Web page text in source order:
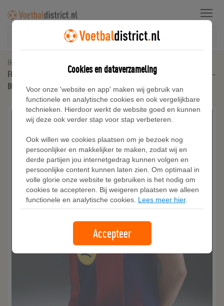
Menu
Home
FC Barcelona 2025/26 Stadium Thuis Nike Dri-FIT replicavoetbalshirt voor dames -
Blauw
Cookies en dataverzameling
Voor onze 'website en app' maken wij gebruik van
functionele en analytische cookies en ook vergelijkbare
technieken. Hierdoor werkt de website goed en kunnen
wij deze ook verder stap voor stap verbeteren.
Ook willen we cookies plaatsen om je bezoek nog
persoonlijker en makkelijker te maken, zodat wij en
derde partijen jou internetgedrag kunnen volgen en
persoonlijke content kunnen laten zien. Om optimaal in
volle glorie onze website te gebruiken is het nodig om
cookies te accepteren. Bij weigeren plaatsen we alleen
functionele en analytische cookies. Lees meer hier.
Accepteer